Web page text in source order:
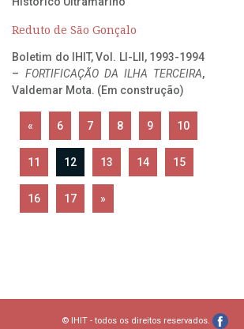
Reduto de São Gonçalo
Boletim do IHIT, Vol. LI-LII, 1993-1994
– FORTIFICAÇÃO DA ILHA TERCEIRA,
Valdemar Mota. (Em construção)
« 6 7 8 9 10
11 12 13 14 15
16 17 »
© IHIT - todos os direitos reservados.